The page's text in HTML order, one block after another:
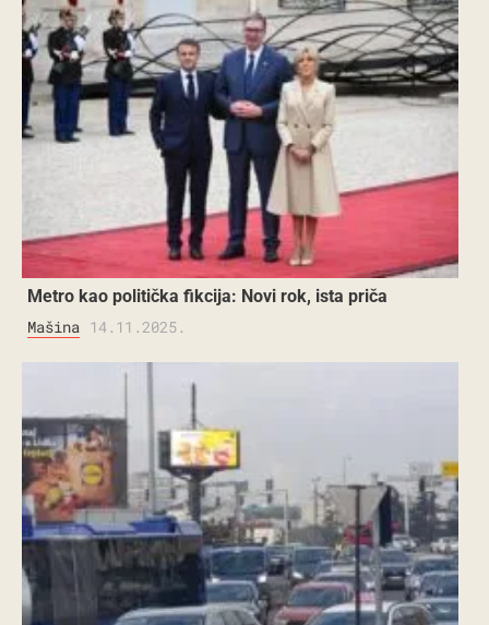
Metro kao politička fikcija: Novi rok, ista priča
Mašina 14.11.2025.